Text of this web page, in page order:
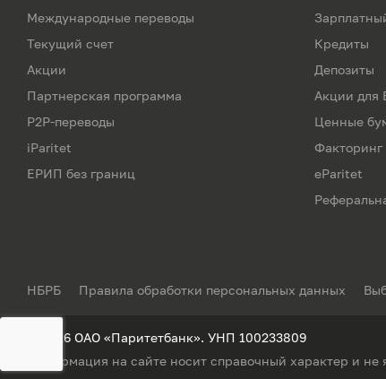
Международные переводы
Текущий счет
Акции
Партнерская программа
P2P-переводы
iParitet
ЕРИП без границ
Кредиты
Депозиты
Акции для
Ценные
Факторинг
eParitet
НБРБ Правила обработки персональных данных
© 2026 ОАО «Паритетбанк». УНП 100233809
Информация на сайте носит справочный характер и не